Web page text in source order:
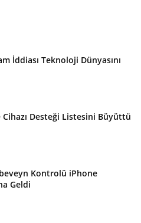
İddiası Teknoloji Dünyasını
Desteği Listesini Büyüttü
Kontrolü iPhone
Geldi